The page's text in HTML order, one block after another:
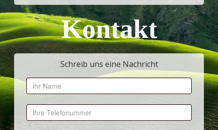
Kontakt
Schreib uns eine Nachricht